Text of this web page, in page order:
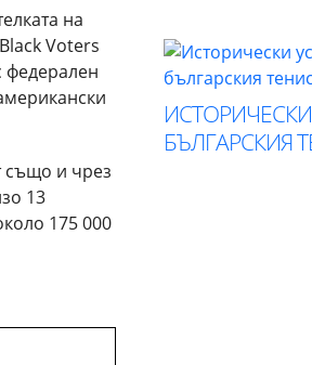
на
Voters
федерален
също и чрез
13
175 000
БЪЛГАРСКИЯ